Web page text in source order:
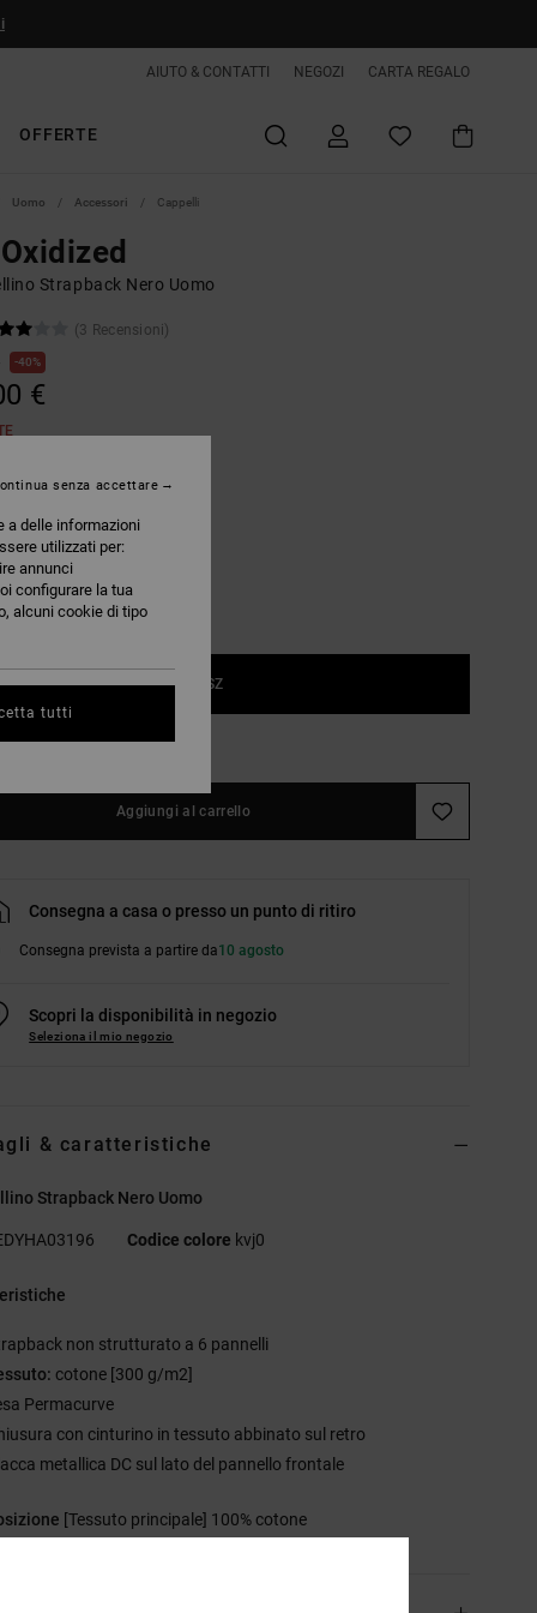
AIUTO & CONTATTI NEGOZI CARTA REGALO
OFFERTE
Uomo Accessori Cappelli
Strapback Nero Uomo
(3 Recensioni)
40%
€
1SZ
la guida alle taglie
Aggiungi al carrello
Consegna a casa o presso un punto di ritiro
Consegna prevista a partire da10 agosto
Scopri la disponibilità in negozio
Seleziona il mio negozio
& caratteristiche
Strapback Nero Uomo
Codice colore kvj0
non strutturato a 6 pannelli
cotone [300 g/m2]
Permacurve
con cinturino in tessuto abbinato sul retro
metallica DC sul lato del pannello frontale
[Tessuto principale] 100% cotone
a delle informazioni
utilizzati per:
annunci
configurare la tua
alcuni cookie di tipo
senza accettare
tutti